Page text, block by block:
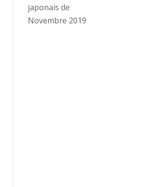
japonais de
Novembre 2019